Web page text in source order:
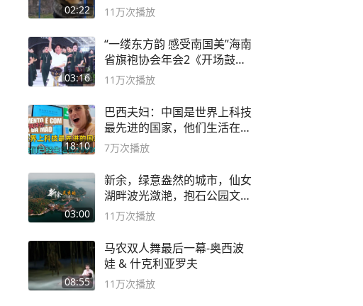
02:22 11万次播放
03:16
“一缕东方韵 感受南国美”海南
省旗袍协会年会2《开场鼓》
二团
11万次播放
18:10
巴西夫妇：中国是世界上科技
最先进的国家，他们生活在
2999年
7万次播放
03:00
新余，绿意盎然的城市，仙女
湖畔波光潋滟，抱石公园文化
深邃……
11万次播放
08:55
马农双人舞最后一幕-奥西波
娃 & 什克利亚罗夫
11万次播放